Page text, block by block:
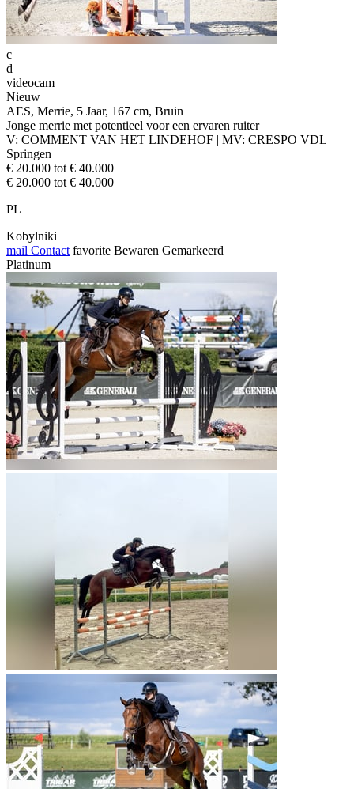
c
d
videocam
Nieuw
AES, Merrie, 5 Jaar, 167 cm, Bruin
Jonge merrie met potentieel voor een ervaren ruiter
V: COMMENT VAN HET LINDEHOF | MV: CRESPO VDL
Springen
€ 20.000 tot € 40.000
€ 20.000 tot € 40.000
PL
Kobylniki
mail Contact favorite Bewaren Gemarkeerd
Platinum